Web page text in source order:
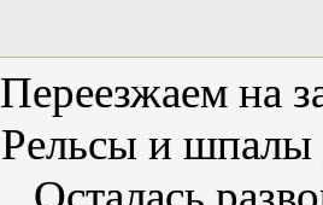
Переезжаем на
Рельсы и шпалы